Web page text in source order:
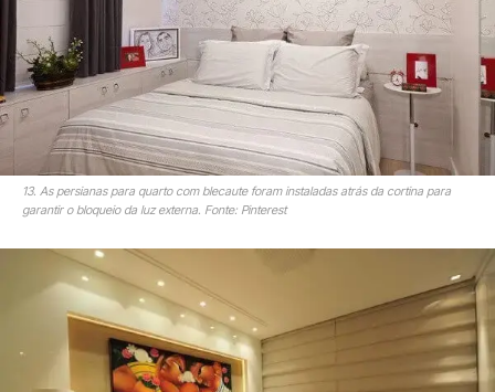
13. As persianas para quarto com blecaute foram instaladas atrás da cortina para
garantir o bloqueio da luz externa. Fonte: Pinterest